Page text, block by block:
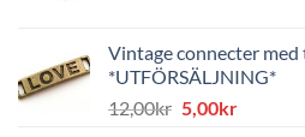
var:
8,00kr.
är:
4,00kr.
Vintage connecter med
*UTFÖRSÄLJNING*
12,00kr Det
5,00krDet